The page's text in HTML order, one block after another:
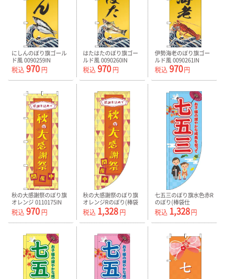
にしんのぼり旗ゴール
ド風 0090259IN
税込 970 円
はたはたのぼり旗ゴー
ルド風 0090260IN
税込 970円
伊勢海老のぼり旗ゴー
ルド風 0090261IN
税込 970円
秋の大感謝祭のぼり旗
オレンジ 0110175IN
税込 970 円
秋の大感謝祭のぼり旗
オレンジRのぼり(棒袋
仕様)-0110176RIN
税込 1,328円
七五三のぼり旗水色赤R
のぼり(棒袋仕
様)-0180346RIN
税込 1,328円